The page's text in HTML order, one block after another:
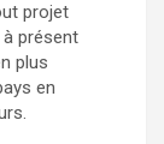
projet
à présent
plus
en